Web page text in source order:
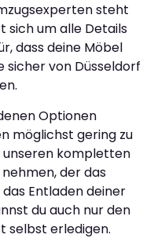
steht
sich um alle Details
dass deine Möbel
sicher von Düsseldorf
Optionen
möglichst gering zu
unseren kompletten
der das
Entladen deiner
du auch nur den
selbst erledigen.